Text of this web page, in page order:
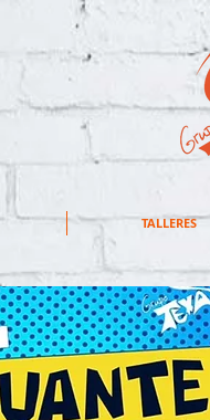
TALLERES